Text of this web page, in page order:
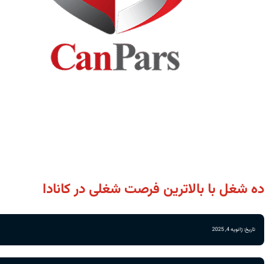
ده شغل با بالاترین فرصت‌ شغلی در کانادا
تاریخ: ژانویه 4, 2025